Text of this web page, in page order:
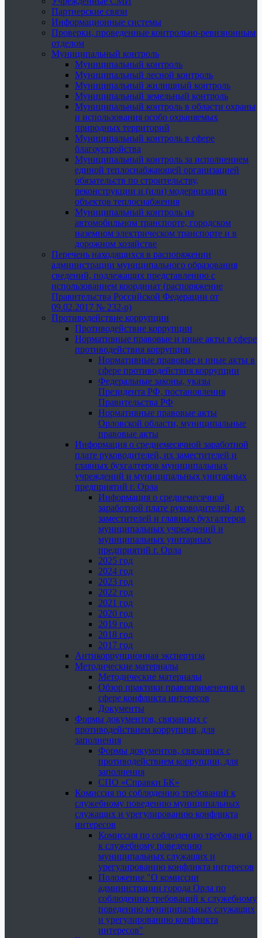
Партнерские связи
Информационные системы
Проверки, проведенные контрольно-ревизионным
отделом
Муниципальный контроль
Муниципальный контроль
Муниципальный лесной контроль
Муниципальный жилищный контроль
Муниципальный земельный контроль
Муниципальный контроль в области охраны
и использования особо охраняемых
природных территорий
Муниципальный контроль в сфере
благоустройства
Муниципальный контроль за исполнением
единой теплоснабжающей организацией
обязательств по строительству,
реконструкции и (или) модернизации
объектов теплоснабжения
Муниципальный контроль на
автомобильном транспорте, городском
наземном электрическом транспорте и в
дорожном хозяйстве
Перечень находящихся в распоряжении
администрации муниципального образования
сведений, подлежащих представлению с
использованием координат (распоряжение
Правительства Российской Федерации от
09.02.2017 № 232-р)
Противодействие коррупции
Противодействие коррупции
Нормативные правовые и иные акты в сфере
противодействия коррупции
Нормативные правовые и иные акты в
сфере противодействия коррупции
Федеральные законы, указы
Президента РФ, постановления
Правительства РФ
Нормативные правовые акты
Орловской области, муниципальные
правовые акты
Информация о среднемесячной заработной
плате руководителей, их заместителей и
главных бухгалтеров муниципальных
учреждений и муниципальных унитарных
предприятий г. Орла
Информация о среднемесячной
заработной плате руководителей, их
заместителей и главных бухгалтеров
муниципальных учреждений и
муниципальных унитарных
предприятий г. Орла
2025 год
2024 год
2023 год
2022 год
2021 год
2020 год
2019 год
2018 год
2017 год
Антикоррупционная экспертиза
Методические материалы
Методические материалы
Обзор практики правоприменения в
сфере конфликта интересов
Документы
Формы документов, связанных с
противодействием коррупции, для
заполнения
Формы документов, связанных с
противодействием коррупции, для
заполнения
СПО «Справки БК»
Комиссия по соблюдению требований к
служебному поведению муниципальных
служащих и урегулированию конфликта
интересов
Комиссия по соблюдению требований
к служебному поведению
муниципальных служащих и
урегулированию конфликта интересов
Положение "О комиссии
администрации города Орла по
соблюдению требований к служебному
поведению муниципальных служащих
и урегулированию конфликта
интересов"